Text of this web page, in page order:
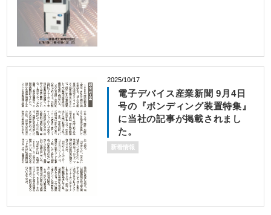
2025/10/17
電子デバイス産業新聞 9月4日
号の『ボンディング装置特集』
に当社の記事が掲載されまし
た。
新着情報